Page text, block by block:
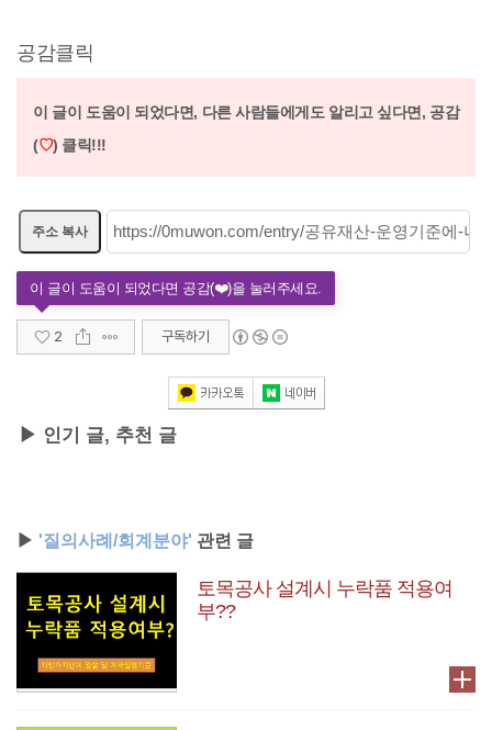
공감클릭
이 글이 도움이 되었다면, 다른 사람들에게도 알리고 싶다면, 공감
(♡) 클릭!!!
주소 복사
2 구독하기
▶ 인기 글, 추천 글
▶ '질의사례/회계분야' 관련 글
토목공사 설계시 누락품 적용여
부??